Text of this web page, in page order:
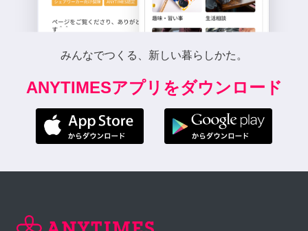
みんなでつくる、新しい暮らしかた。
ANYTIMESアプリをダウンロード